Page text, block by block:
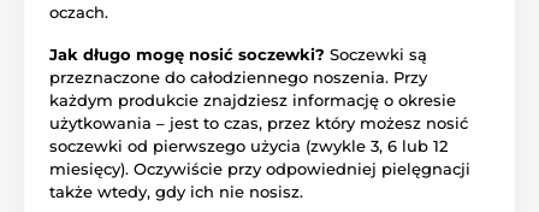
oczach.
Jak długo mogę nosić soczewki? Soczewki są
przeznaczone do całodziennego noszenia. Przy
każdym produkcie znajdziesz informację o okresie
użytkowania – jest to czas, przez który możesz nosić
soczewki od pierwszego użycia (zwykle 3, 6 lub 12
miesięcy). Oczywiście przy odpowiedniej pielęgnacji
także wtedy, gdy ich nie nosisz.